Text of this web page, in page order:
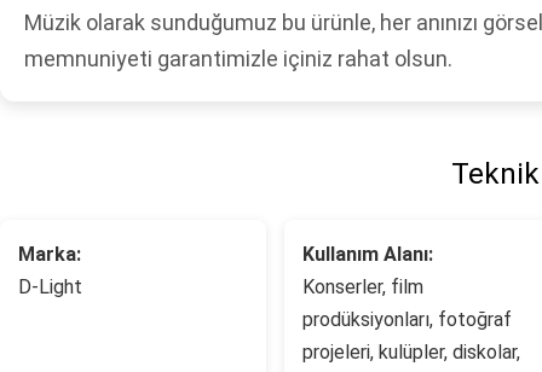
Müzik olarak sunduğumuz bu ürünle, her anınızı
memnuniyeti garantimizle içiniz rahat olsun.
Marka:
D-Light
Kullanım Alanı:
Konserler, film
prodüksiyonları, fotoğraf
projeleri, kulüpler, diskolar,